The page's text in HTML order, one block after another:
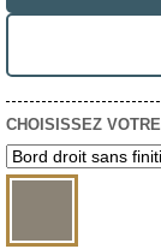
CHOISISSEZ